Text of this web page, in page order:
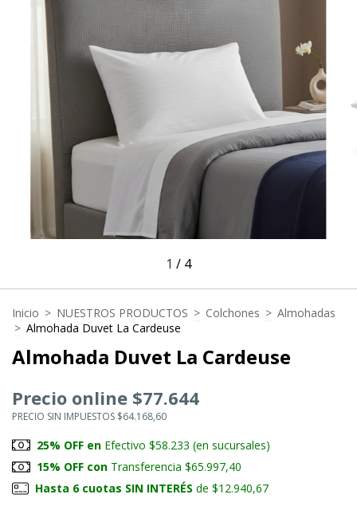
1 / 4
Inicio > NUESTROS PRODUCTOS > Colchones > Almohadas
> Almohada Duvet La Cardeuse
Almohada Duvet La Cardeuse
Precio online $77.644
PRECIO SIN IMPUESTOS $64.168,60
25% OFF en Efectivo $58.233 (en sucursales)
15% OFF con Transferencia $65.997,40
Hasta 6 cuotas SIN INTERÉS de $12.940,67